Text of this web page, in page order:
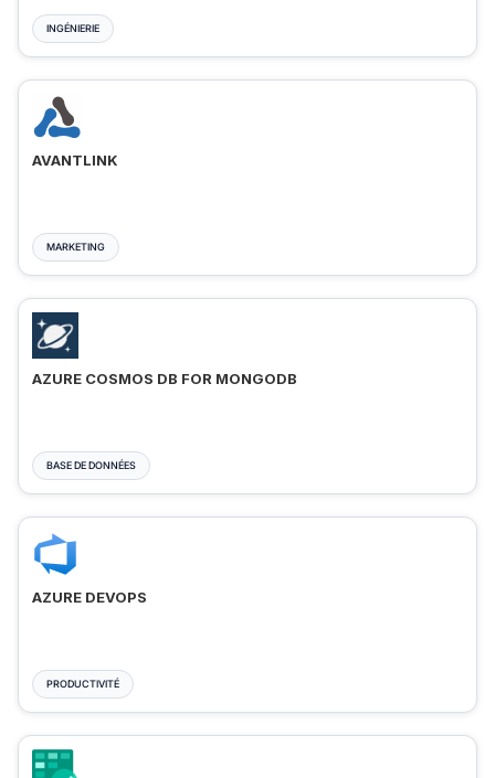
INGÉNIERIE
AVANTLINK
MARKETING
AZURE COSMOS DB FOR MONGODB
BASE DE DONNÉES
AZURE DEVOPS
PRODUCTIVITÉ